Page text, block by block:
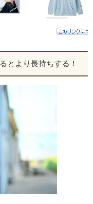
とより長持ちする！